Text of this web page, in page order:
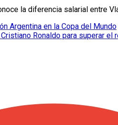
la diferencia salarial entre
Argentina en la Copa del Mundo
Ronaldo para superar el